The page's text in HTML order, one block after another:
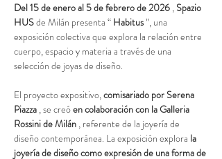
Del 15 de enero al 5 de febrero de 2026 , Spazio
HUS de Milán presenta “ Habitus ”, una
exposición colectiva que explora la relación entre
cuerpo, espacio y materia a través de una
selección de joyas de diseño.
El proyecto expositivo, comisariado por Serena
Piazza , se creó en colaboración con la Galleria
Rossini de Milán , referente de la joyería de
diseño contemporánea. La exposición explora la
joyería de diseño como expresión de una forma de